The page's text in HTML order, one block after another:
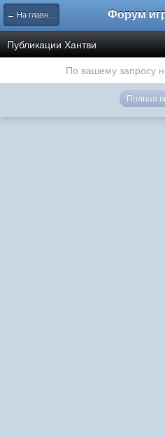
← На главную
Публикации Хантви
По вашему запросу
Полная